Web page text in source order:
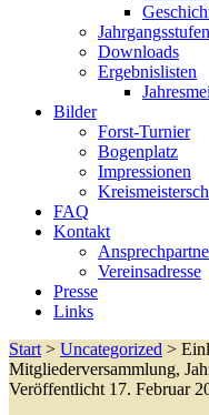
Jahrgangsstufen
Downloads
Ergebnislisten
Bilder
Forst-Turnier
Bogenplatz
Impressionen
FAQ
Kontakt
Vereinsadresse
Presse
Links
Start > Uncategorized >
Mitgliederversammlung,
Veröffentlicht 17. Februar